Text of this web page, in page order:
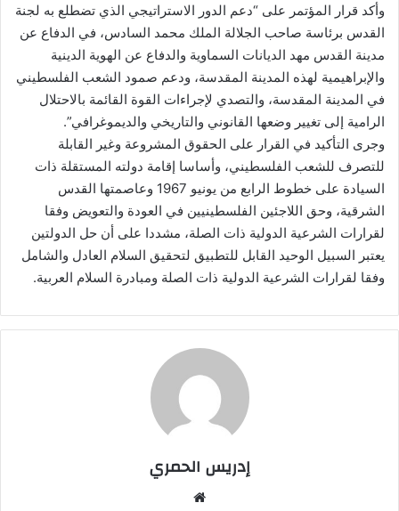
وأكد قرار المؤتمر على “دعم الدور الاستراتيجي الذي تضطلع به لجنة
القدس برئاسة صاحب الجلالة الملك محمد السادس، في الدفاع عن
مدينة القدس مهد الديانات السماوية والدفاع عن الهوية الدينية
والإبراهيمية لهذه المدينة المقدسة، ودعم صمود الشعب الفلسطيني
في المدينة المقدسة، والتصدي لإجراءات القوة القائمة بالاحتلال
الرامية إلى تغيير وضعها القانوني والتاريخي والديموغرافي”.
وجرى التأكيد في القرار على الحقوق المشروعة وغير القابلة
للتصرف للشعب الفلسطيني، وأساسا إقامة دولته المستقلة ذات
السيادة على خطوط الرابع من يونيو 1967 وعاصمتها القدس
الشرقية، وحق اللاجئين الفلسطينيين في العودة والتعويض وفقا
لقرارات الشرعية الدولية ذات الصلة، مشددا على أن حل الدولتين
يعتبر السبيل الوحيد القابل للتطبيق لتحقيق السلام العادل والشامل
وفقا لقرارات الشرعية الدولية ذات الصلة ومبادرة السلام العربية.
إدريس الحمري